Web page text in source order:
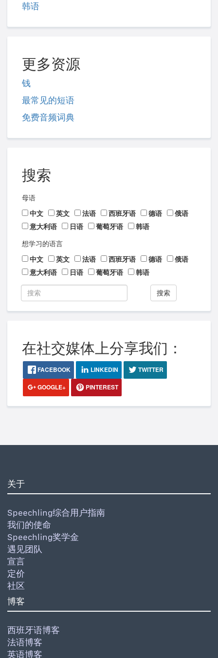
韩语
更多资源
钱
最常见的短语
免费音频词典
搜索
母语
中文
英文 法语 西班牙语 德语
俄语
意大利语
日语 葡萄牙语 韩语
想学习的语言
中文
英文 法语 西班牙语 德语
俄语
意大利语
日语 葡萄牙语 韩语
搜索
在社交媒体上分享我们：
FACEBOOK LINKEDIN
TWITTER
GOOGLE+
PINTEREST
关于
Speechling综合用户指南
我们的使命
Speechling奖学金
遇见团队
宣言
定价
社区
博客
西班牙语博客
法语博客
英语博客